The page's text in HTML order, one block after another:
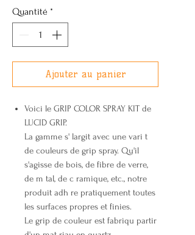
Quantité *
Ajouter au panier
Voici le GRIP COLOR SPRAY KIT de
LUCID GRIP.
La gamme s' largit avec une vari t
de couleurs de grip spray. Qu'il
s'agisse de bois, de fibre de verre,
de m tal, de c ramique, etc., notre
produit adh re pratiquement toutes
les surfaces propres et finies.
Le grip de couleur est fabriqu partir